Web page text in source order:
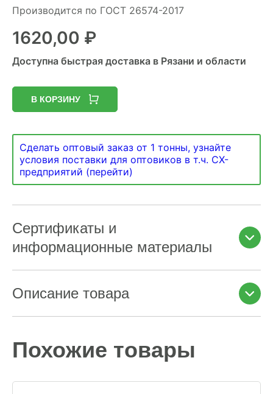
Производится по ГОСТ 26574-2017
1620,00 ₽
Доступна быстрая доставка в Рязани и области
В КОРЗИНУ
Сделать оптовый заказ от 1 тонны, узнайте
условия поставки для оптовиков в т.ч. СХ-
предприятий (перейти)
Сертификаты и
информационные материалы
Описание товара
Похожие товары